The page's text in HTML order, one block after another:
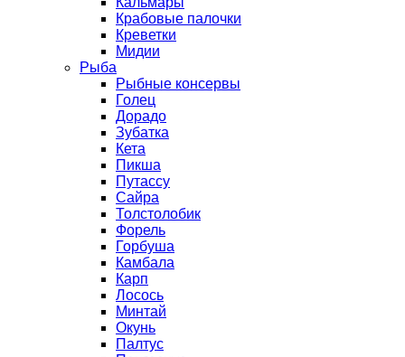
Крабовые палочки
Креветки
Мидии
Рыба
Рыбные консервы
Голец
Дорадо
Зубатка
Кета
Пикша
Путассу
Сайра
Толстолобик
Форель
Горбуша
Камбала
Карп
Лосось
Минтай
Окунь
Палтус